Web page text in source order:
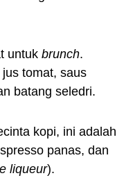
untuk brunch.
tomat, saus
batang seledri.
kopi, ini adalah
panas, dan
liqueur).